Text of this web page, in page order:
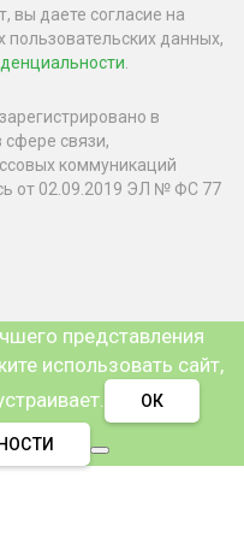
вы даете согласие на
пользовательских данных,
.
зарегистрировано в
связи,
коммуникаций
от 02.09.2019 ЭЛ № ФС 77
представления
использовать сайт,
ОК